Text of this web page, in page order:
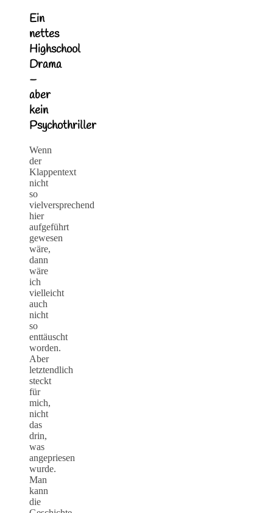
Ein
nettes
Highschool
Drama
–
aber
kein
Psychothriller
Wenn
der
Klappentext
nicht
so
vielversprechend
hier
aufgeführt
gewesen
wäre,
dann
wäre
ich
vielleicht
auch
nicht
so
enttäuscht
worden.
Aber
letztendlich
steckt
für
mich,
nicht
das
drin,
was
angepriesen
wurde.
Man
kann
die